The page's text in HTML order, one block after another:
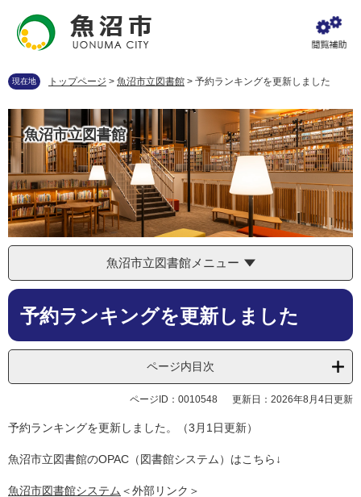
先
で
す
。
を
ば
し
て
本
文
へ
現在地 トップページ > 魚沼市立図書館 > 予約ランキングを更新しました
魚沼市立図書館
魚沼市立図書館メニュー
本
予約ランキングを更新しました
ページ内目次
ページID：0010548 更新日：2026年8月4日更新
予約ランキングを更新しました。（3月1日更新）
魚沼市立図書館のOPAC（図書館システム）はこちら↓
魚沼市図書館システム ＜外部リンク＞